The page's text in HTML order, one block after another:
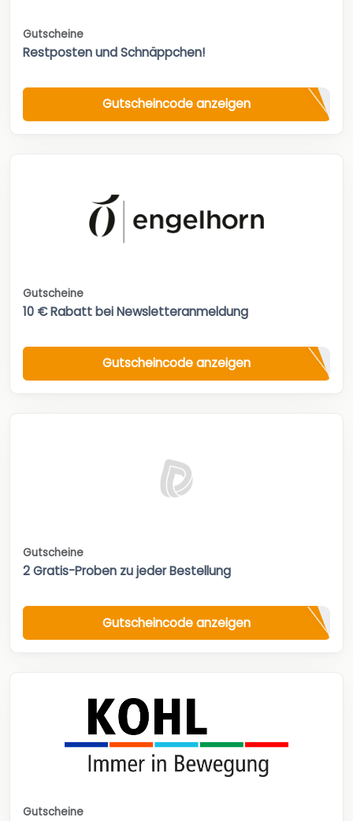
Gutscheine
Restposten und Schnäppchen!
Gutscheincode anzeigen
Gutscheine
10 € Rabatt bei Newsletteranmeldung
Gutscheincode anzeigen
Gutscheine
2 Gratis-Proben zu jeder Bestellung
Gutscheincode anzeigen
Gutscheine